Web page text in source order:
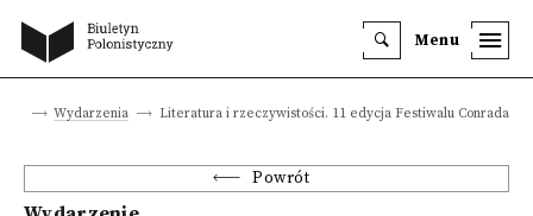
Menu
Wydarzenia Literatura i rzeczywistości. 11 edycja Festiwalu Conrada
Powrót